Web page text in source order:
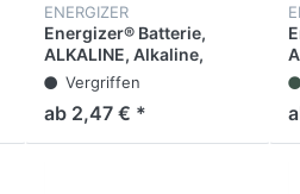
ENERGIZER
Energizer® Batterie,
ALKALINE, Alkaline,
LR1/E90, 1,5 V (2 Stück)
Vergriffen
ab 2,47 € *